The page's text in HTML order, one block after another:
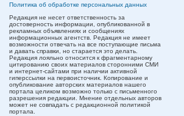
Политика об обработке персональных данных
Редакция не несет ответственность за
достоверность информации, опубликованной в
рекламных объявлениях и сообщениях
информационных агентств. Редакция не имеет
возможности отвечать на все поступающие письма
и давать справки, но старается это делать.
Редакция лояльно относится к фрагментарному
цитированию своих материалов сторонними СМИ
и интернет-сайтами при наличии активной
гиперссылки на первоисточник. Копирование и
опубликование авторских материалов нашего
портала целиком возможно только с письменного
разрешения редакции. Мнение отдельных авторов
может не совпадать с редакционной политикой
портала.